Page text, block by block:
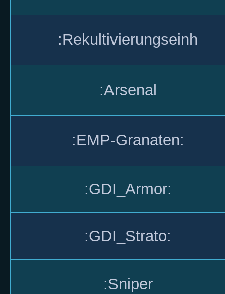
:Rekultivierungseinh
:Arsenal
:EMP-Granaten:
:GDI_Armor:
:GDI_Strato:
:Sniper